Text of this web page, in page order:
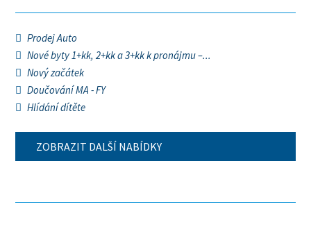
Prodej Auto
Nové byty 1+kk, 2+kk a 3+kk k pronájmu –...
Nový začátek
Doučování MA - FY
Hlídání dítěte
ZOBRAZIT DALŠÍ NABÍDKY